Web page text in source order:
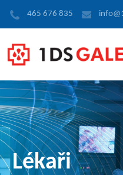
465 676 835
Lékaři